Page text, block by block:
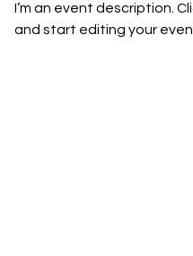
I’m an event description.
and start editing your